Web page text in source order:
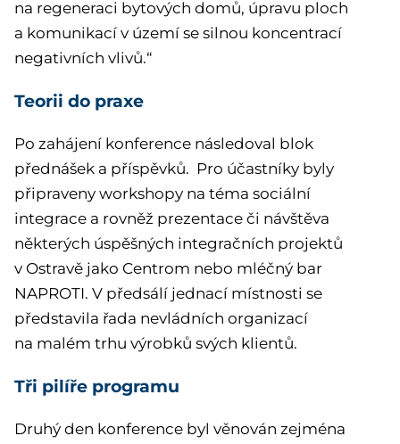
na regeneraci bytových domů, úpravu ploch
a komunikací v území se silnou koncentrací
negativních vlivů.“
Teorii do praxe
Po zahájení konference následoval blok
přednášek a příspěvků. Pro účastníky byly
připraveny workshopy na téma sociál­­ní
integrace a rovněž prezentace či návštěva
některých úspěšných integračních projektů
v Ostravě jako Centrom nebo mléčný bar
NAPROTI. V předsálí jednací místnosti se
představila řada nevládních organizací
na malém trhu výrobků svých klientů.
Tři pilíře programu
Druhý den konference byl věnován zejména